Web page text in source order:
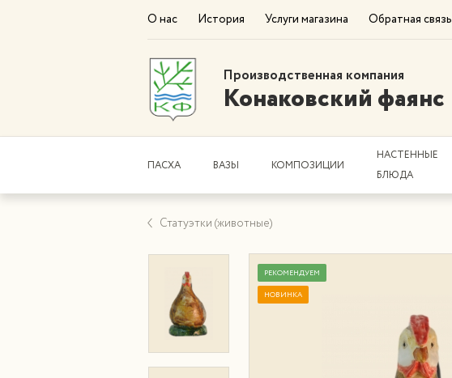
О нас История Услуги магазина Обратная связь
Производственная компания
Конаковский фаянс
ПАСХА ВАЗЫ КОМПОЗИЦИИ
НАСТЕННЫЕ
БЛЮДА
Статуэтки (животные)
РЕКОМЕНДУЕМ
НОВИНКА